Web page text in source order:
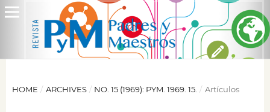
HOME / ARCHIVES / NO. 15 (1969): PYM. 1969. 15. / Artículos